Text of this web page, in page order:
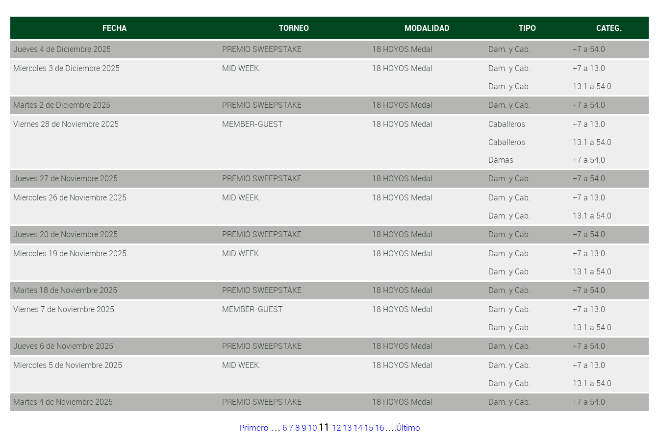
FECHA TORNEO MODALIDAD TIPO
CATEG.
Jueves 4 de Diciembre 2025
PREMIO SWEEPSTAKE 18 HOYOS Medal Dam. y Cab.
+7 a 54.0
Miercoles 3 de Diciembre 2025
MID WEEK. 18 HOYOS Medal Dam. y Cab.
+7 a 13.0
Dam. y Cab.
13.1 a 54.0
Martes 2 de Diciembre 2025
PREMIO SWEEPSTAKE 18 HOYOS Medal Dam. y Cab.
+7 a 54.0
Viernes 28 de Noviembre 2025
MEMBER-GUEST 18 HOYOS Medal Caballeros
+7 a 13.0
Caballeros
13.1 a 54.0
Damas
+7 a 54.0
Jueves 27 de Noviembre 2025
PREMIO SWEEPSTAKE 18 HOYOS Medal Dam. y Cab.
+7 a 54.0
Miercoles 26 de Noviembre 2025
MID WEEK. 18 HOYOS Medal Dam. y Cab.
+7 a 13.0
Dam. y Cab.
13.1 a 54.0
Jueves 20 de Noviembre 2025
PREMIO SWEEPSTAKE 18 HOYOS Medal Dam. y Cab.
+7 a 54.0
Miercoles 19 de Noviembre 2025
MID WEEK. 18 HOYOS Medal Dam. y Cab.
+7 a 13.0
Dam. y Cab.
13.1 a 54.0
Martes 18 de Noviembre 2025
PREMIO SWEEPSTAKE 18 HOYOS Medal Dam. y Cab.
+7 a 54.0
Viernes 7 de Noviembre 2025
MEMBER-GUEST 18 HOYOS Medal Dam. y Cab.
+7 a 13.0
Dam. y Cab.
13.1 a 54.0
Jueves 6 de Noviembre 2025
PREMIO SWEEPSTAKE 18 HOYOS Medal Dam. y Cab.
+7 a 54.0
Miercoles 5 de Noviembre 2025
MID WEEK. 18 HOYOS Medal Dam. y Cab.
+7 a 13.0
Dam. y Cab.
13.1 a 54.0
Martes 4 de Noviembre 2025
PREMIO SWEEPSTAKE 18 HOYOS Medal Dam. y Cab. +7 a 54.0
Primero ....... 6789 10 11 12 13 14 15 16 .......Último